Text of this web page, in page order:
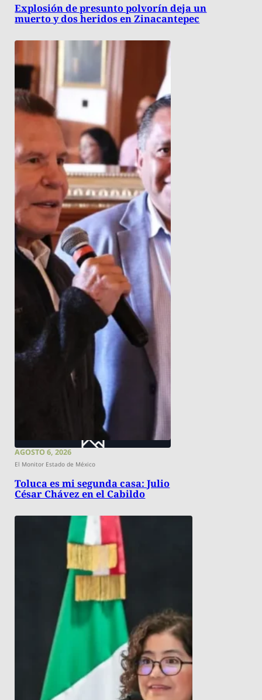
Explosión de presunto polvorín deja un
muerto y dos heridos en Zinacantepec
AGOSTO 6, 2026
El Monitor Estado de México
Toluca es mi segunda casa: Julio
César Chávez en el Cabildo